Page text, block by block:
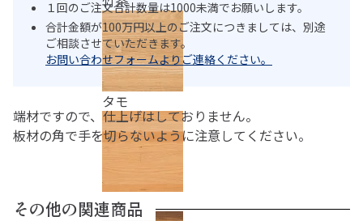
タモ
チェリー
１回のご注文合計数量は1000未満でお願いします。
合計金額が100万円以上のご注文につきましては、別途
ご相談させていただきます。
お問い合わせフォームよりご連絡ください。
端材ですので、仕上げはしておりません。
板材の角で手を切らないように注意してください。
その他の関連商品